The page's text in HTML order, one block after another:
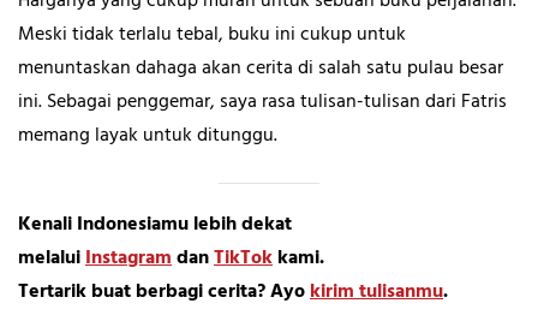
Meski tidak terlalu tebal, buku ini cukup untuk
menuntaskan dahaga akan cerita di salah satu pulau besar
ini. Sebagai penggemar, saya rasa tulisan-tulisan dari Fatris
memang layak untuk ditunggu.
Kenali Indonesiamu lebih dekat
melaluiInstagramdanTikTokkami.
Tertarik buat berbagi cerita? Ayokirim tulisanmu.